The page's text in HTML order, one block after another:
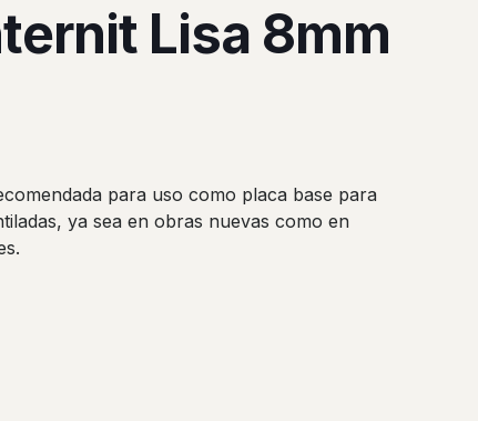
Lisa 8mm
para uso como placa base para
ya sea en obras nuevas como en